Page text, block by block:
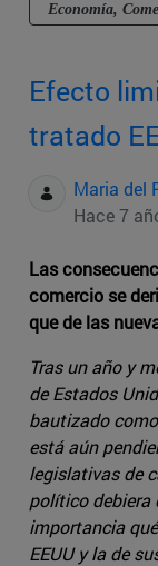
Economía,
Efecto
tratado
Maria del
Hace 7
Las
comercio se
que de las
Tras un año y
de Estados
bautizado
está aún
legislativas de
político debiera
importancia
EEUU y la de